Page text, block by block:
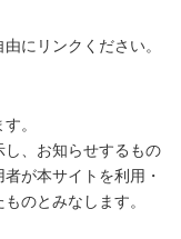
にリンクください。
。
、お知らせするもの
が本サイトを利用・
のとみなします。